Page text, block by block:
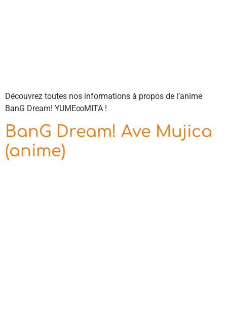
Découvrez toutes nos informations à propos de l’anime
BanG Dream! YUME∞MITA !
BanG Dream! Ave Mujica
(anime)